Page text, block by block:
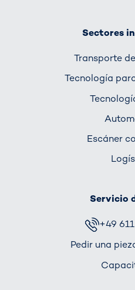
Sectores
Transporte
Tecnología
Escáner
Servicio
+49
Pedir una